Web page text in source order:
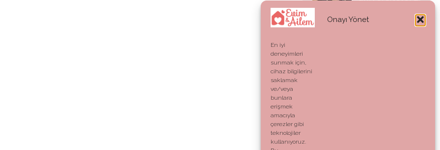
Onayı Yönet
En iyi
deneyimleri
sunmak için,
cihaz bilgilerini
saklamak
ve/veya
bunlara
erişmek
amacıyla
çerezler gibi
teknolojiler
kullanıyoruz.
kabul aldı